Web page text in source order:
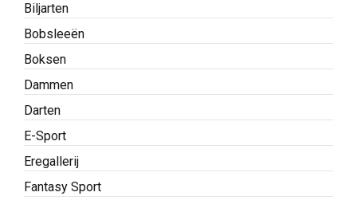
Biljarten
Bobsleeën
Boksen
Dammen
Darten
E-Sport
Eregallerij
Fantasy Sport